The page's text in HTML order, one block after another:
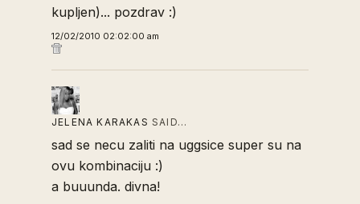
kupljen)... pozdrav :)
12/02/2010 02:02:00 am
JELENA KARAKAS SAID…
sad se necu zaliti na uggsice super su na
ovu kombinaciju :)
a buuunda. divna!